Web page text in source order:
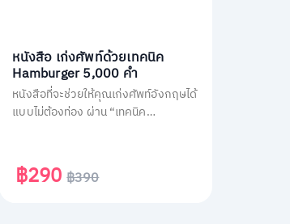
หนังสือ เก่งศัพท์ด้วยเทคนิค
Hamburger 5,000 คำ
หนังสือที่จะช่วยให้คุณเก่งศัพท์อังกฤษได้
แบบไม่ต้องท่อง ผ่าน “เทคนิค
คนพื้นฐานน้อยและคนไม่ชอบท่องจำ ให้
กลายเป็นคนพูดอังกฤษคล่อง
฿290฿390